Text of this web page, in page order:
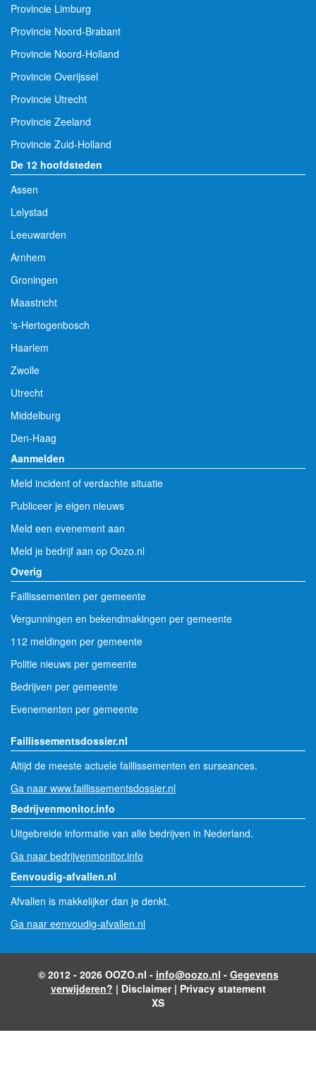
Provincie Limburg
Provincie Noord-Brabant
Provincie Noord-Holland
Provincie Overijssel
Provincie Utrecht
Provincie Zeeland
Provincie Zuid-Holland
De 12 hoofdsteden
Assen
Lelystad
Leeuwarden
Arnhem
Groningen
Maastricht
's-Hertogenbosch
Haarlem
Zwolle
Utrecht
Middelburg
Den-Haag
Aanmelden
Meld incident of verdachte situatie
Publiceer je eigen nieuws
Meld een evenement aan
Meld je bedrijf aan op Oozo.nl
Overig
Faillissementen per gemeente
Vergunningen en bekendmakingen per gemeente
112 meldingen per gemeente
Politie nieuws per gemeente
Bedrijven per gemeente
Evenementen per gemeente
Faillissementsdossier.nl
Altijd de meeste actuele faillissementen en surseances.
Ga naar www.faillissementsdossier.nl
Bedrijvenmonitor.info
Uitgebreide informatie van alle bedrijven in Nederland.
Ga naar bedrijvenmonitor.info
Eenvoudig-afvallen.nl
Afvallen is makkelijker dan je denkt.
Ga naar eenvoudig-afvallen.nl
© 2012 - 2026 OOZO.nl - info@oozo.nl - Gegevens
verwijderen? | Disclaimer| Privacy statement
XS